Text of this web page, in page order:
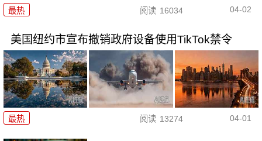
最热 阅读 16034 04-02
美国纽约市宣布撤销政府设备使用TikTok禁令
最热 阅读 13274 04-01